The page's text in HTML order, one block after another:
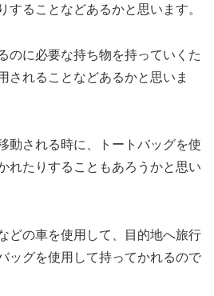
することなどあるかと思います。
のに必要な持ち物を持っていくた
されることなどあるかと思いま
動される時に、トートバッグを使
れたりすることもあろうかと思い
どの車を使用して、目的地へ旅行
ッグを使用して持ってかれるので